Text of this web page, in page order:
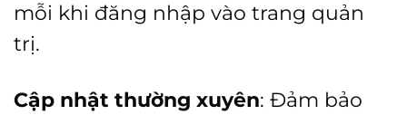
mỗi khi đăng nhập vào trang quản
trị.
Cập nhật thường xuyên: Đảm bảo